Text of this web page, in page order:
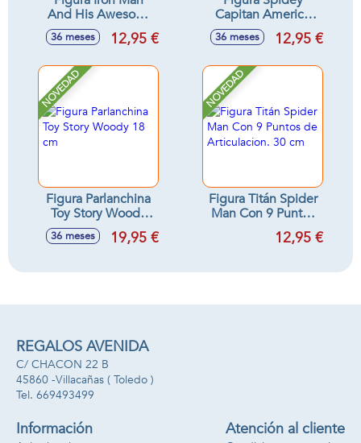
And His Awesone
Friends.
36 meses 12,95 €
Capitan America
22.8 cm
36 meses 12,95 €
NOVEDAD
Figura Parlanchina
Toy Story Woody
18 cm
36 meses 19,95 €
NOVEDAD
Figura Titán Spider
Man Con 9 Puntos
de Articulacion. 30
12,95 €
REGALOS AVENIDA
C/ CHACON 22 B
45860 -Villacañas ( Toledo )
669493499
Información Atención al cliente